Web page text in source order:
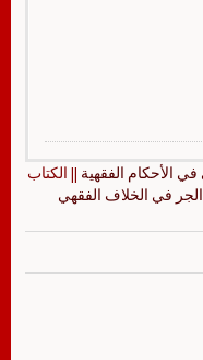
الأحكام الفقهية || الكتاب
في الخلاف الفقهي